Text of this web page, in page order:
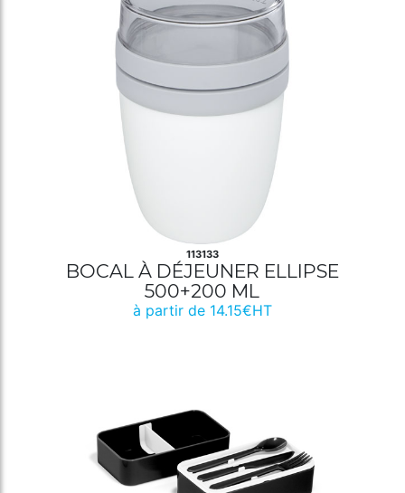
113133
BOCAL À DÉJEUNER ELLIPSE
500+200 ML
à partir de 14.15€HT